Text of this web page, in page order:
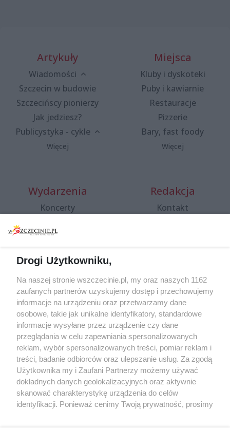
Artykuły
Wiadomości
Szczecin w budowie
Szczecińscy pionierzy
Jak jedziesz?
Publicystyka - cykle
Więcej
Miejsca
Kluby i dyskoteki
Puby i kawiarnie
Restauracje
Pizzerie
Bary, fast foody
Więcej
Wydarzenia
Koncerty
Spacery i oprowadzania
targi
Wernisaże
Więcej
Redakcja
Kontakt
Specjalny koncert z okazji
20. urodzin portalu
wSzczecinie.pl
Regulamin konkursów
śniadaniówka "Hej
Szczecin! Jest piątek!"
Partnerzy
Praca Szczecin
Drogi Użytkowniku,
Na naszej stronie wszczecinie.pl, my oraz naszych 1162
zaufanych partnerów uzyskujemy dostęp i przechowujemy
informacje na urządzeniu oraz przetwarzamy dane
osobowe, takie jak unikalne identyfikatory, standardowe
informacje wysyłane przez urządzenie czy dane
przeglądania w celu zapewniania spersonalizowanych
reklam, wybór spersonalizowanych treści, pomiar reklam i
treści, badanie odbiorców oraz ulepszanie usług. Za zgodą
Użytkownika my i Zaufani Partnerzy możemy używać
dokładnych danych geolokalizacyjnych oraz aktywnie
skanować charakterystykę urządzenia do celów
identyfikacji. Ponieważ cenimy Twoją prywatność, prosimy